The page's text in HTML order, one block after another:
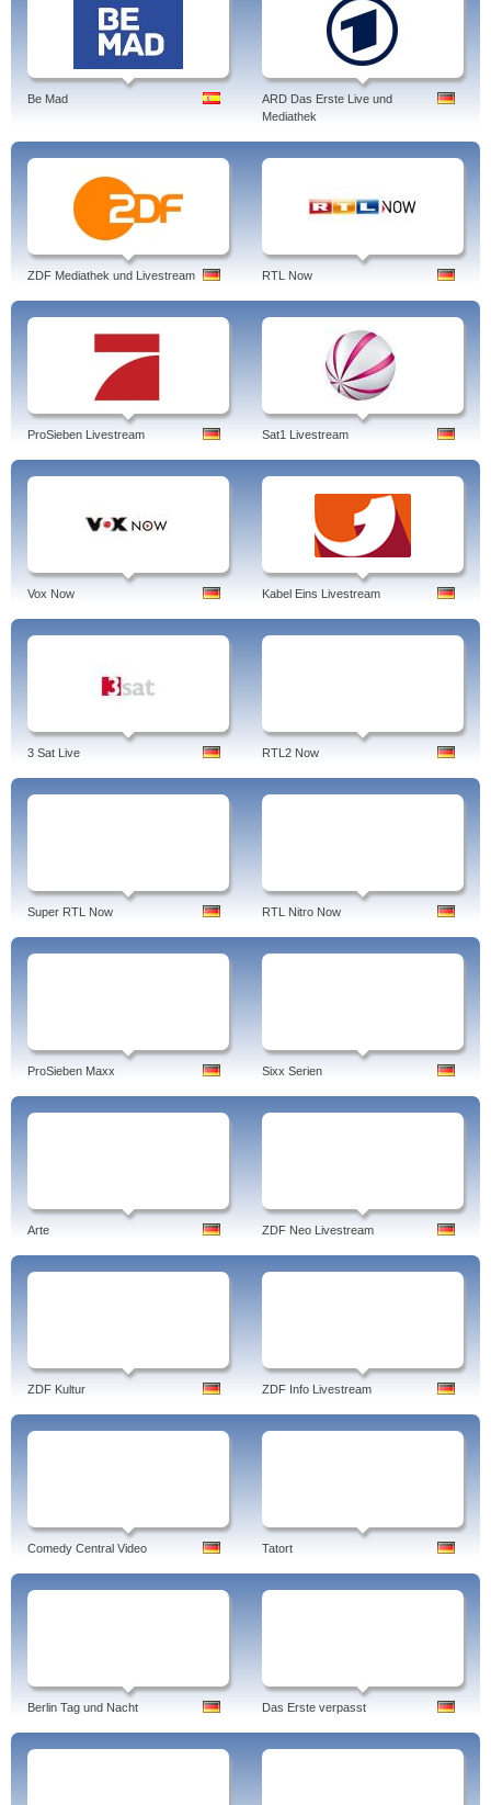
Be Mad
ARD Das Erste Live und
Mediathek
ZDF Mediathek und Livestream RTL Now
ProSieben Livestream Sat1 Livestream
Vox Now Kabel Eins Livestream
3 Sat Live RTL2 Now
Super RTL Now RTL Nitro Now
ProSieben Maxx Sixx Serien
Arte ZDF Neo Livestream
ZDF Kultur ZDF Info Livestream
Comedy Central Video Tatort
Berlin Tag und Nacht Das Erste verpasst